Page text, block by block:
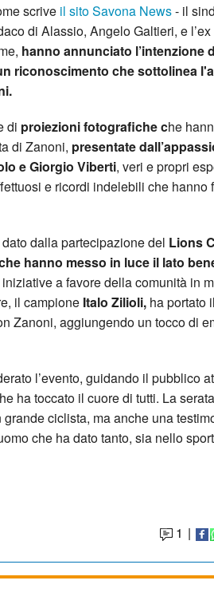
scrive il sito Savona News- il
di Alassio, Angelo Galtieri, e
hanno annunciato l’intenzione
riconoscimento che sottolinea
di proiezioni fotografiche che
di Zanoni, presentate
e Giorgio Viberti, veri e propri
e ricordi indelebili che hanno
dalla partecipazione del Lions
hanno messo in luce il lato
a favore della comunità in
il campione Italo Zilioli, ha portato
Zanoni, aggiungendo un tocco di
l’evento, guidando il pubblico
ha toccato il cuore di tutti. La
ciclista, ma anche una
che ha dato tanto, sia nello
1 |